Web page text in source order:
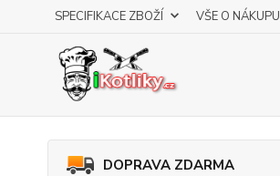
SPECIFIKACE ZBOŽÍ VŠE O NÁKUPU
DOPRAVA ZDARMA